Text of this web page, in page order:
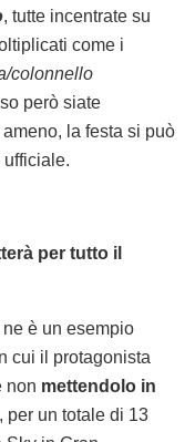
, tutte incentrate su
come i
colonnello
però siate
la festa si può
ufficiale.
per tutto il
è un esempio
cui il protagonista
non mettendolo in
, per un totale di 13